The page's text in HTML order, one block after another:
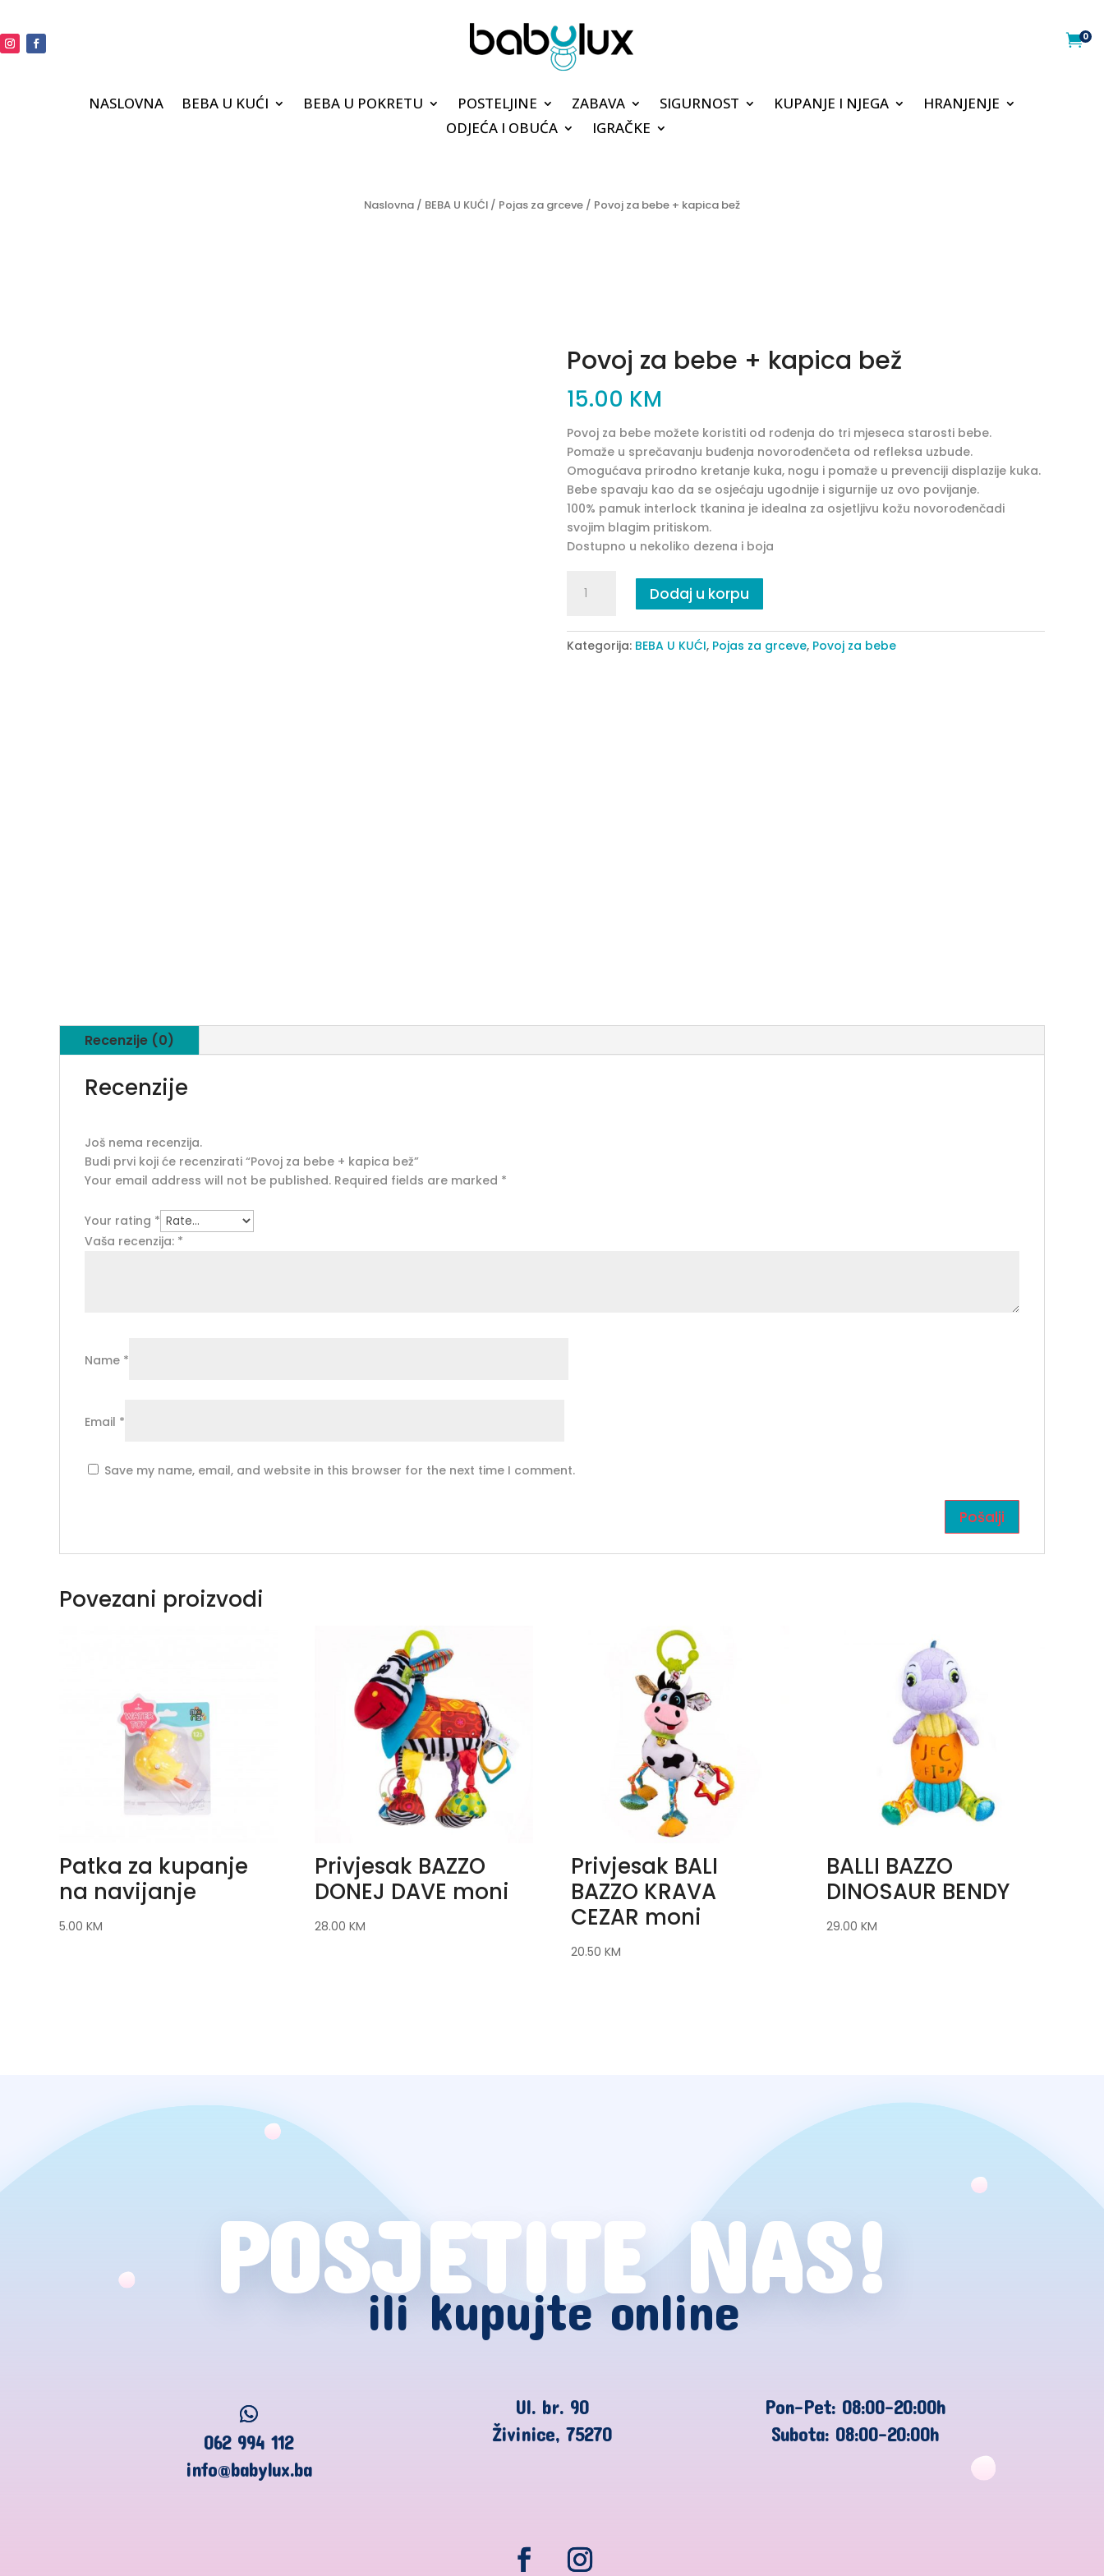
0
NASLOVNA BEBA U KUĆI BEBA U POKRETU POSTELJINE ZABAVA SIGURNOST KUPANJE I NJEGA
HRANJENJE
ODJEĆA I OBUĆA
IGRAČKE
Naslovna / BEBA U KUĆI / Pojas za grceve / Povoj za bebe + kapica bež
Povoj za bebe + kapica bež
15.00 KM
Povoj za bebe možete koristiti od rođenja do tri mjeseca starosti bebe.
Pomaže u sprečavanju buđenja novorođenčeta od refleksa uzbude.
Omogućava prirodno kretanje kuka, nogu i pomaže u prevenciji displazije kuka.
Bebe spavaju kao da se osjećaju ugodnije i sigurnije uz ovo povijanje.
100% pamuk interlock tkanina je idealna za osjetljivu kožu novorođenčadi
svojim blagim pritiskom.
Dostupno u nekoliko dezena i boja
+
kapica
Dodaj u korpu
Kategorija: BEBA U KUĆI, Pojas za grceve, Povoj za bebe
Recenzije (0)
Recenzije
Još nema recenzija.
Budi prvi koji će recenzirati “Povoj za bebe + kapica bež”
Your email address will not be published. Required fields are marked *
Your rating *
Vaša recenzija: *
Name *
Email *
Save my name, email, and website in this browser for the next time I comment.
Povezani proizvodi
Patka za kupanje
na navijanje
5.00 KM
Privjesak BAZZO
DONEJ DAVE moni
28.00KM
Privjesak BALI
BAZZO KRAVA
CEZAR moni
20.50 KM
BALLI BAZZO
DINOSAUR BENDY
29.00KM
POSJETITE NAS!
ili kupujte online
062 994 112
info@babylux.ba
Ul. br. 90
Živinice, 75270
Pon-Pet: 08:00-20:00h
Subota: 08:00-20:00h